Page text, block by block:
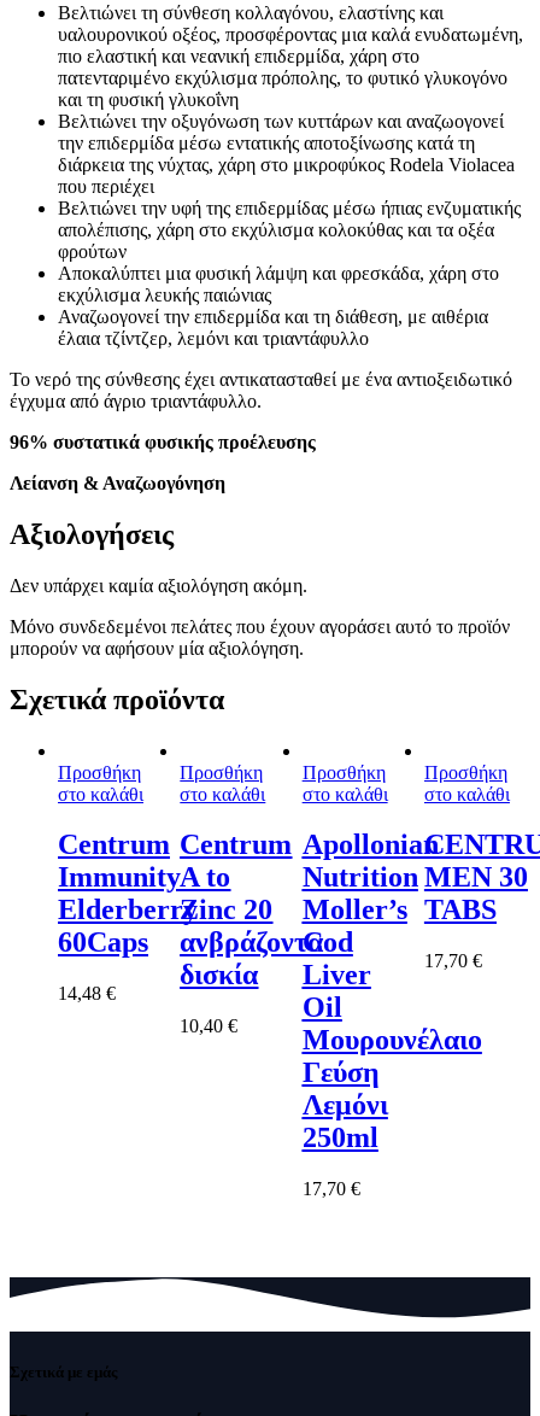
Βελτιώνει τη σύνθεση κολλαγόνου, ελαστίνης και
υαλουρονικού οξέος, προσφέροντας μια καλά ενυδατωμένη,
πιο ελαστική και νεανική επιδερμίδα, χάρη στο
πατενταριμένο εκχύλισμα πρόπολης, το φυτικό γλυκογόνο
και τη φυσική γλυκοΐνη
Βελτιώνει την οξυγόνωση των κυττάρων και αναζωογονεί
την επιδερμίδα μέσω εντατικής αποτοξίνωσης κατά τη
διάρκεια της νύχτας, χάρη στο μικροφύκος Rodela Violacea
που περιέχει
Βελτιώνει την υφή της επιδερμίδας μέσω ήπιας ενζυματικής
απολέπισης, χάρη στο εκχύλισμα κολοκύθας και τα οξέα
φρούτων
Αποκαλύπτει μια φυσική λάμψη και φρεσκάδα, χάρη στο
εκχύλισμα λευκής παιώνιας
Αναζωογονεί την επιδερμίδα και τη διάθεση, με αιθέρια
έλαια τζίντζερ, λεμόνι και τριαντάφυλλο
Το νερό της σύνθεσης έχει αντικατασταθεί με ένα αντιοξειδωτικό
έγχυμα από άγριο τριαντάφυλλο.
96% συστατικά φυσικής προέλευσης
Λείανση & Αναζωογόνηση
Αξιολογήσεις
Δεν υπάρχει καμία αξιολόγηση ακόμη.
Μόνο συνδεδεμένοι πελάτες που έχουν αγοράσει αυτό το προϊόν
μπορούν να αφήσουν μία αξιολόγηση.
Σχετικά προϊόντα
Προσθήκη
στο καλάθι
Centrum
Immunity
Elderberry
60Caps
14,48 €
Προσθήκη
στο καλάθι
Centrum
A to
Zinc 20
ανβράζοντα
δισκία
10,40€
Προσθήκη
στο καλάθι
Apollonian
Nutrition
Moller’s
Cod
Liver
Oil
Μουρουνέλαιο
Γεύση
Λεμόνι
250ml
17,70 €
Προσθήκη
στο καλάθι
MEN 30
TABS
17,70 €
Σχετικά με εμάς